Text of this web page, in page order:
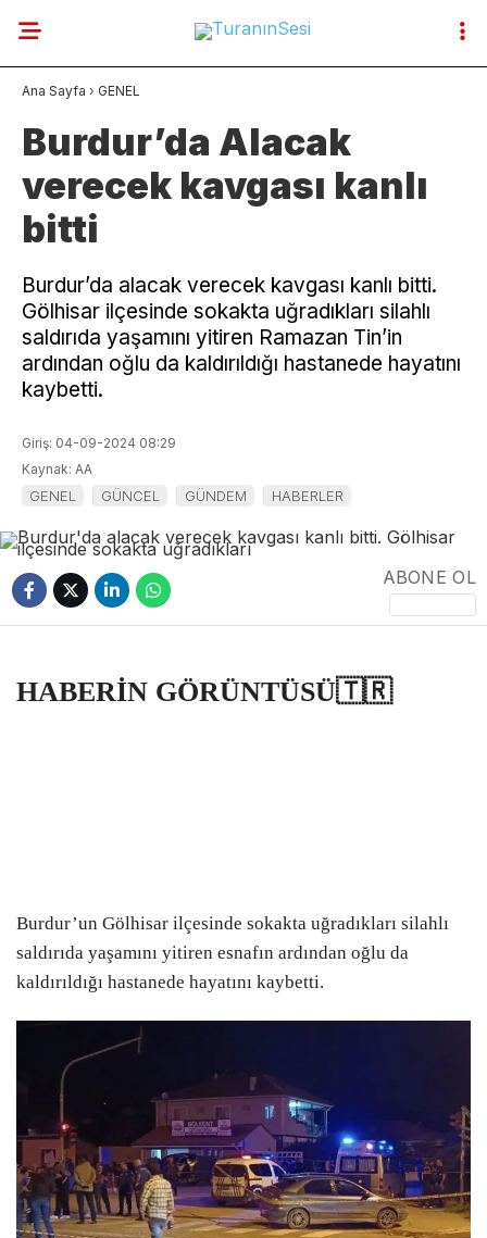
WhatsApp
Instagram
Telegram
YAZARLAR
SON DAKİKA
GENEL
GÜNCEL
DÜNYA
EKONOMİ
BURSA
METEOROLOJİ
SAĞLIK
SANAT
TÜRK DÜNYASI
VİDEO GALERİ
Ana Sayfa › GENEL
Burdur’da Alacak
verecek kavgası kanlı
bitti
Burdur’da alacak verecek kavgası kanlı bitti.
Gölhisar ilçesinde sokakta uğradıkları silahlı
saldırıda yaşamını yitiren Ramazan Tin’in
ardından oğlu da kaldırıldığı hastanede hayatını
kaybetti.
Giriş: 04-09-2024 08:29
Kaynak: AA
GENEL GÜNCEL GÜNDEM HABERLER
ABONE OL
HABERİN GÖRÜNTÜSÜ🇹🇷
Burdur’un Gölhisar ilçesinde sokakta uğradıkları silahlı
saldırıda yaşamını yitiren esnafın ardından oğlu da
kaldırıldığı hastanede hayatını kaybetti.